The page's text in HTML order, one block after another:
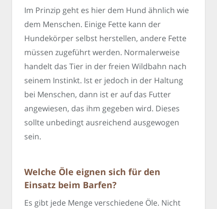
Im Prinzip geht es hier dem Hund ähnlich wie
dem Menschen. Einige Fette kann der
Hundekörper selbst herstellen, andere Fette
müssen zugeführt werden. Normalerweise
handelt das Tier in der freien Wildbahn nach
seinem Instinkt. Ist er jedoch in der Haltung
bei Menschen, dann ist er auf das Futter
angewiesen, das ihm gegeben wird. Dieses
sollte unbedingt ausreichend ausgewogen
sein.
Welche Öle eignen sich für den
Einsatz beim Barfen?
Es gibt jede Menge verschiedene Öle. Nicht